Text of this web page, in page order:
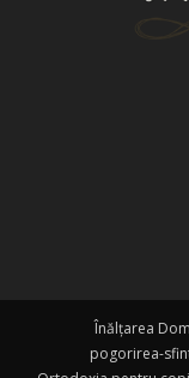
Înălțarea
pogorirea-